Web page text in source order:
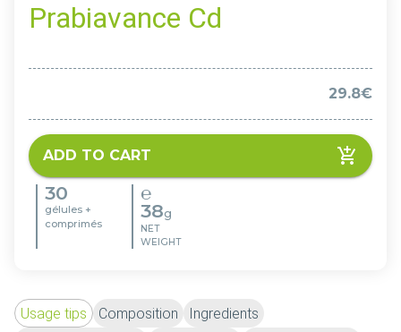
Prabiavance Cd
29.8€
ADD TO CART
30
gélules +
comprimés
℮
38g
NET
WEIGHT
Usage tips Composition
Ingredients